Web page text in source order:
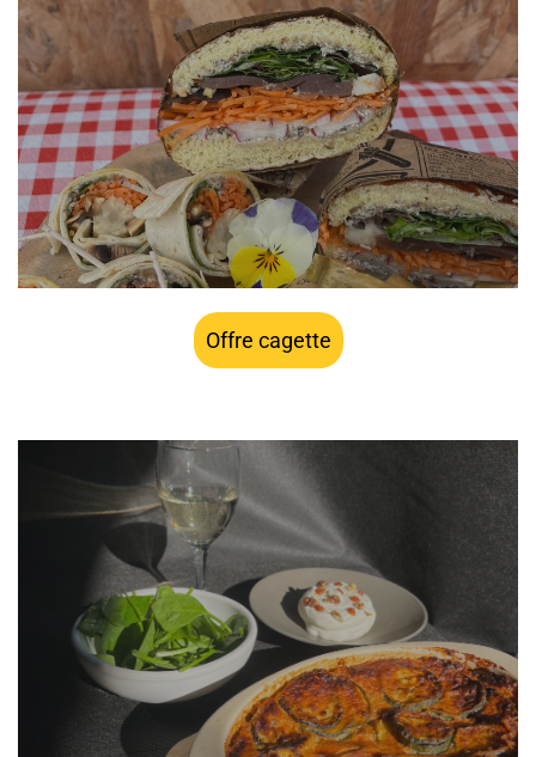
à partir de 20€ HT par personne, installation et petit
matériel jetable inclus
Offre cagette
à partir de 9€ HT par personne, installation et petit
matériel jetable inclus